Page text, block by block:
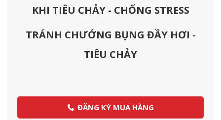
KHI TIÊU CHẢY - CHỐNG STRESS
TRÁNH CHƯỚNG BỤNG ĐẦY HƠI -
TIÊU CHẢY
ĐĂNG KÝ MUA HÀNG